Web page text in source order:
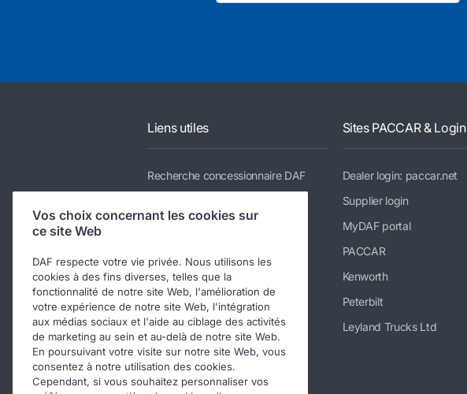
Liens utiles
Recherche concessionnaire DAF
Nous rejoindre
A propos de DAF
Contacter DAF Trucks France
Téléchargements
Code de conduite
Sites PACCAR & Login
Dealer login: paccar.net
Supplier login
MyDAF portal
PACCAR
Kenworth
Peterbilt
Leyland Trucks Ltd
Vos choix concernant les cookies sur
ce site Web
DAF respecte votre vie privée. Nous utilisons les
cookies à des fins diverses, telles que la
fonctionnalité de notre site Web, l'amélioration de
votre expérience de notre site Web, l'intégration
aux médias sociaux et l'aide au ciblage des activités
de marketing au sein et au-delà de notre site Web.
En poursuivant votre visite sur notre site Web, vous
consentez à notre utilisation des cookies.
Cependant, si vous souhaitez personnaliser vos